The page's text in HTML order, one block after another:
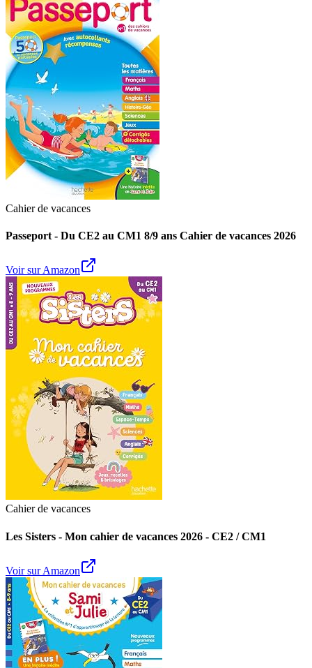
Cahier de vacances
Passeport - Du CE2 au CM1 8/9 ans Cahier de vacances 2026
Voir sur Amazon
Cahier de vacances
Les Sisters - Mon cahier de vacances 2026 - CE2 / CM1
Voir sur Amazon